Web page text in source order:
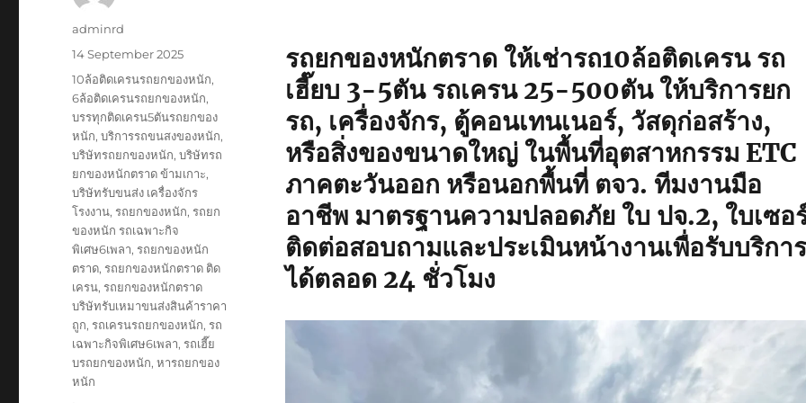
รถยกของหนักตราด ให้เช่ารถ10ล้อติดเครน รถ
เฮี๊ยบ 3-5ตัน รถเครน 25-500ตัน ให้บริการยก
รถ, เครื่องจักร, ตู้คอนเทนเนอร์, วัสดุก่อสร้าง,
หรือสิ่งของขนาดใหญ่ ในพื้นที่อุตสาหกรรม ETC
ภาคตะวันออก หรือนอกพื้นที่ ตจว. ทีมงานมือ
อาชีพ มาตรฐานความปลอดภัย ใบ ปจ.2, ใบเซอ
ติดต่อสอบถามและประเมินหน้างานเพื่อรับบริการ
ได้ตลอด 24 ชั่วโมง
Author
adminrd
Posted
14 September 2025
Tags
10ล้อติดเครนรถยกของหนัก,
6ล้อติดเครนรถยกของหนัก,
บรรทุกติดเครน5ตันรถยกของ
หนัก,บริการรถขนสงของหนัก,
บริษัทรถยกของหนัก,บริษัทรถ
ยกของหนักตราด ข้ามเกาะ,
บริษัทรับขนส่ง เครื่องจักร
โรงงาน,รถยกของหนัก,รถยก
ของหนัก รถเฉพาะกิจ
พิเศษ6เพลา,รถยกของหนัก
ตราด,รถยกของหนักตราด ติด
เครน,รถยกของหนักตราด
บริษัทรับเหมาขนส่งสินค้าราคา
ถูก,รถเครนรถยกของหนัก,รถ
เฉพาะกิจพิเศษ6เพลา,รถเฮี๊ย
บรถยกของหนัก,หารถยกของ
หนัก